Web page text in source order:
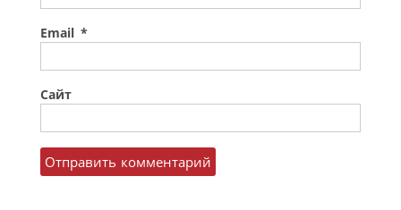
Email *
Сайт